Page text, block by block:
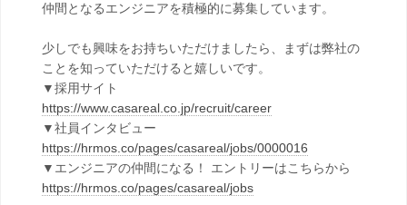
仲間となるエンジニアを積極的に募集しています。
少しでも興味をお持ちいただけましたら、まずは弊社の
ことを知っていただけると嬉しいです。
▼採用サイト
https://www.casareal.co.jp/recruit/career
▼社員インタビュー
https://hrmos.co/pages/casareal/jobs/0000016
▼エンジニアの仲間になる！ エントリーはこちらから
https://hrmos.co/pages/casareal/jobs